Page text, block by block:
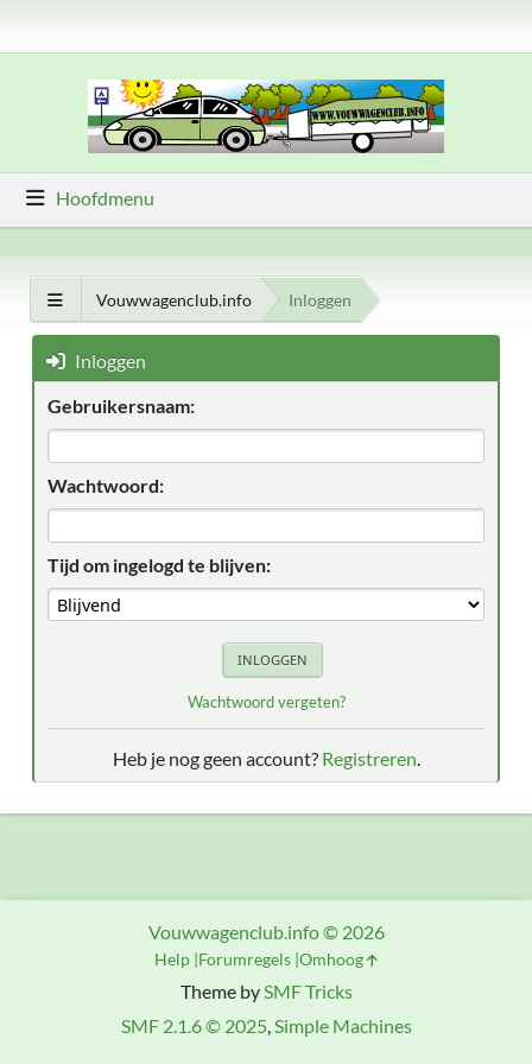
Hoofdmenu
Vouwwagenclub.info Inloggen
Inloggen
Gebruikersnaam:
Wachtwoord:
Tijd om ingelogd te blijven:
Wachtwoord vergeten?
Heb je nog geen account? Registreren
Theme bySMF Tricks
SMF 2.1.6 © 2025,Simple Machines
Vouwwagenclub.info © 2026
Help Forumregels Omhoog